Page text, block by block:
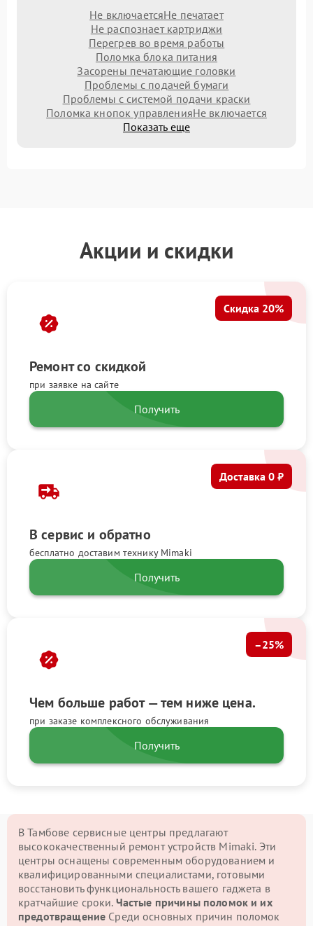
Не включаетсяНе печатает
Не распознает картриджи
Перегрев во время работы
Поломка блока питания
Засорены печатающие головки
Проблемы с подачей бумаги
Проблемы с системой подачи краски
Поломка кнопок управленияНе включается
Показать еще
Акции и скидки
Ремонт со скидкой
при заявке на сайте
Скидка 20%
Получить
В сервис и обратно
бесплатно доставим технику Mimaki
Доставка 0 ₽
Получить
Чем больше работ — тем ниже цена.
при заказе комплексного обслуживания
–25%
Получить
В Тамбове сервисные центры предлагают
высококачественный ремонт устройств Mimaki. Эти
центры оснащены современным оборудованием и
квалифицированными специалистами, готовыми
восстановить функциональность вашего гаджета в
кратчайшие сроки. Частые причины поломок и их
предотвращение Среди основных причин поломок